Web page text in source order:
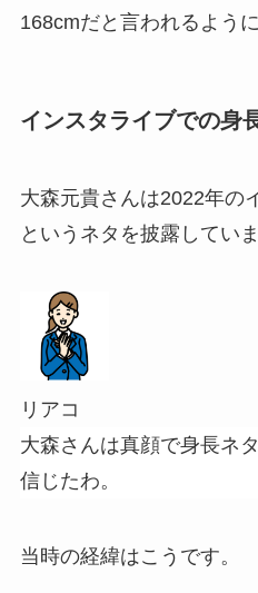
168cmだと言われるよう
インスタライブでの身
大森元貴さんは2022年の
というネタを披露していま
リアコ
大森さんは真顔で身長ネ
信じたわ。
当時の経緯はこうです。